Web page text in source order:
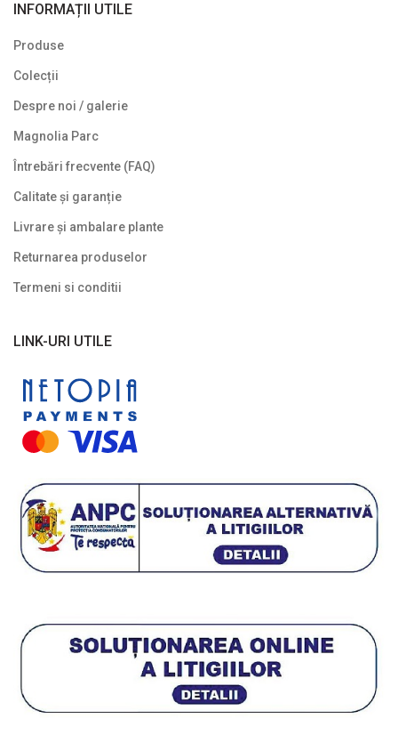
INFORMAȚII UTILE
Produse
Colecții
Despre noi / galerie
Magnolia Parc
Întrebări frecvente (FAQ)
Calitate și garanție
Livrare și ambalare plante
Returnarea produselor
Termeni si conditii
LINK-URI UTILE